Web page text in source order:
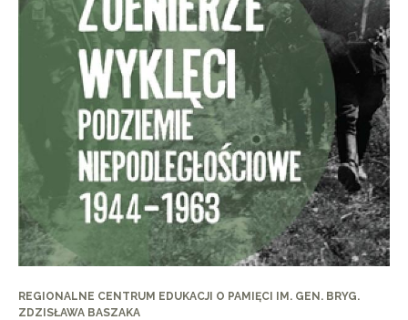
REGIONALNE CENTRUM EDUKACJI O PAMIĘCI IM. GEN. BRYG.
ZDZISŁAWA BASZAKA